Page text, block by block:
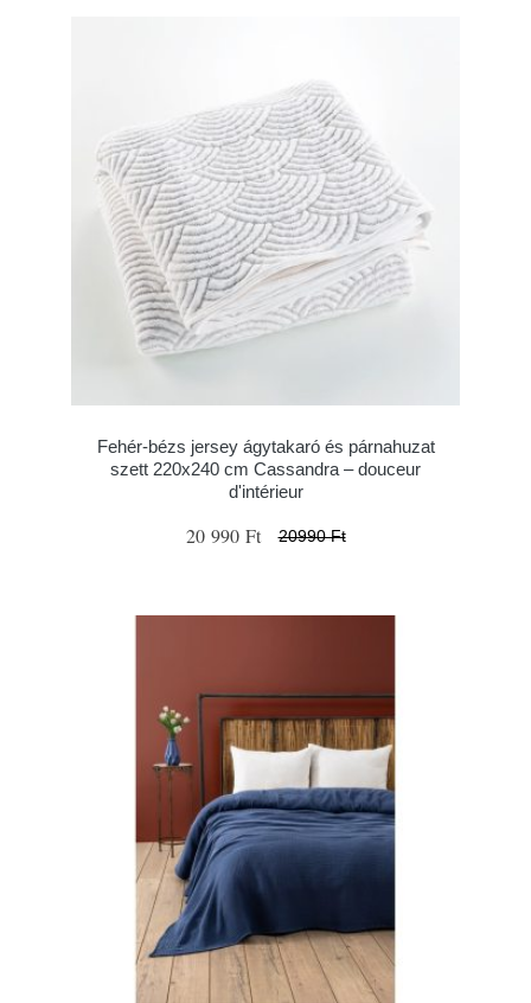
Fehér-bézs jersey ágytakaró és párnahuzat
szett 220x240 cm Cassandra – douceur
d'intérieur
20 990 Ft 20990 Ft